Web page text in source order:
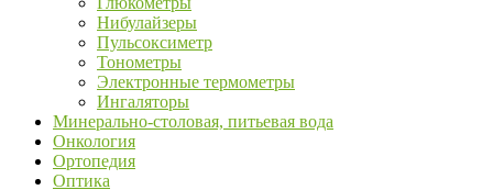
Нибулайзеры
Пульсоксиметр
Тонометры
Электронные термометры
Ингаляторы
Минерально-столовая, питьевая вода
Онкология
Ортопедия
Оптика